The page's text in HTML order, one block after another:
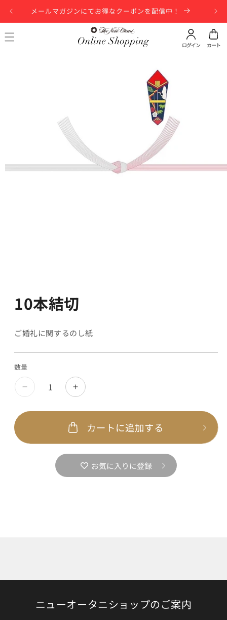
コンテンツに進む
メールマガジンにてお得なクーポンを配信中！ お
ログイン カート
10本結切
ご婚礼に関するのし紙
数量
カートに追加する
お気に入りに登録
ニューオータニショップのご案内